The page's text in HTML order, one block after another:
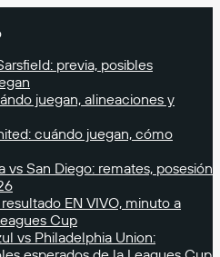
previa, posibles
juegan, alineaciones y
cuándo juegan, cómo
vs San Diego: remates, posesión
EN VIVO, minuto a
Cup
vs Philadelphia Union: